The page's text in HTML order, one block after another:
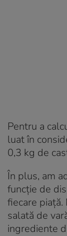
Pentru a
luat în
0,3 kg de
În plus, am
funcție de
fiecare piață.
salată de
ingrediente